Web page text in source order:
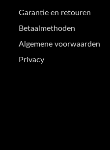
Garantie en retouren
Betaalmethoden
Algemene voorwaarden
Privacy